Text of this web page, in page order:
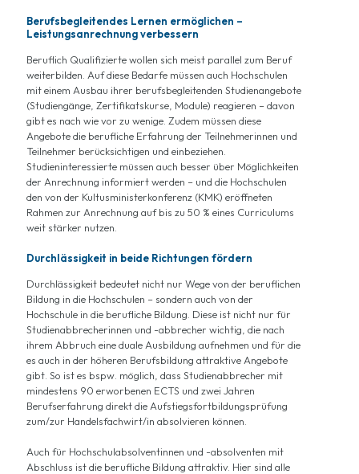
Berufsbegleitendes Lernen ermöglichen –
Leistungsanrechnung verbessern
Beruflich Qualifizierte wollen sich meist parallel zum Beruf
weiterbilden. Auf diese Bedarfe müssen auch Hochschulen
mit einem Ausbau ihrer berufsbegleitenden Studienangebote
(Studiengänge, Zertifikatskurse, Module) reagieren – davon
gibt es nach wie vor zu wenige. Zudem müssen diese
Angebote die berufliche Erfahrung der Teilnehmerinnen und
Teilnehmer berücksichtigen und einbeziehen.
Studieninteressierte müssen auch besser über Möglichkeiten
der Anrechnung informiert werden – und die Hochschulen
den von der Kultusministerkonferenz (KMK) eröffneten
Rahmen zur Anrechnung auf bis zu 50 % eines Curriculums
weit stärker nutzen.
Durchlässigkeit in beide Richtungen fördern
Durchlässigkeit bedeutet nicht nur Wege von der beruflichen
Bildung in die Hochschulen – sondern auch von der
Hochschule in die berufliche Bildung. Diese ist nicht nur für
Studienabbrecherinnen und -abbrecher wichtig, die nach
ihrem Abbruch eine duale Ausbildung aufnehmen und für die
es auch in der höheren Berufsbildung attraktive Angebote
gibt. So ist es bspw. möglich, dass Studienabbrecher mit
mindestens 90 erworbenen ECTS und zwei Jahren
Berufserfahrung direkt die Aufstiegsfortbildungsprüfung
zum/zur Handelsfachwirt/in absolvieren können.
Auch für Hochschulabsolventinnen und -absolventen mit
Abschluss ist die berufliche Bildung attraktiv. Hier sind alle